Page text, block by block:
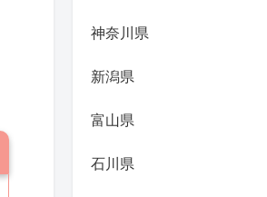
神奈川県
新潟県
富山県
石川県